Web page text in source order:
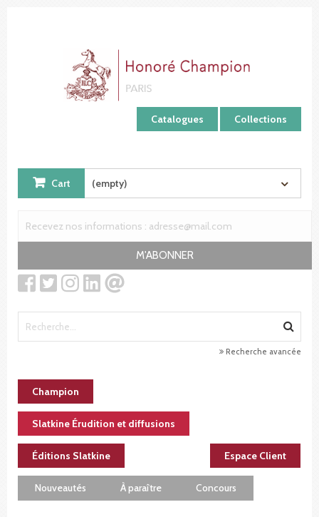
Catalogues Collections
Cart (empty)
M'ABONNER
Recherche avancée
Champion
Slatkine Érudition et diffusions
Éditions Slatkine Espace Client
Nouveautés À paraître Concours